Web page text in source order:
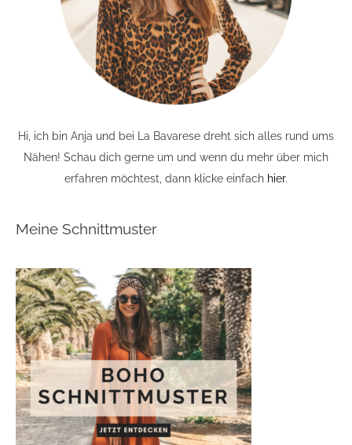
Hi, ich bin Anja und bei La Bavarese dreht sich alles rund ums
Nähen! Schau dich gerne um und wenn du mehr über mich
erfahren möchtest, dann klicke einfach hier.
Meine Schnittmuster